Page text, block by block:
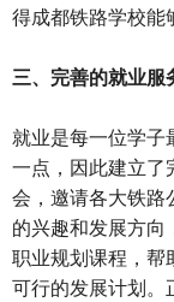
得成都铁路学校能
三、完善的就业服
就业是每一位学子
一点，因此建立了
会，邀请各大铁路
的兴趣和发展方向
职业规划课程，帮
可行的发展计划。